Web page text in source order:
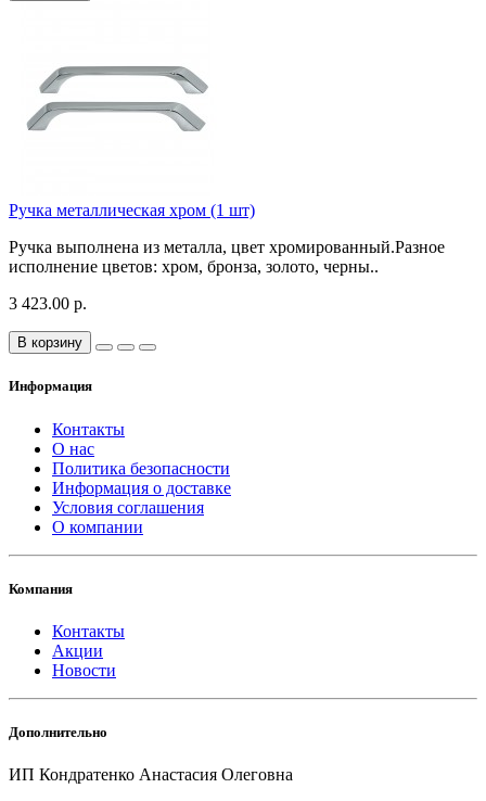
Ручка металлическая хром (1 шт)
Ручка выполнена из металла, цвет хромированный.Разное
исполнение цветов: хром, бронза, золото, черны..
3 423.00 р.
В корзину
Информация
Контакты
О нас
Политика безопасности
Информация о доставке
Условия соглашения
О компании
Компания
Контакты
Акции
Новости
Дополнительно
ИП Кондратенко Анастасия Олеговна